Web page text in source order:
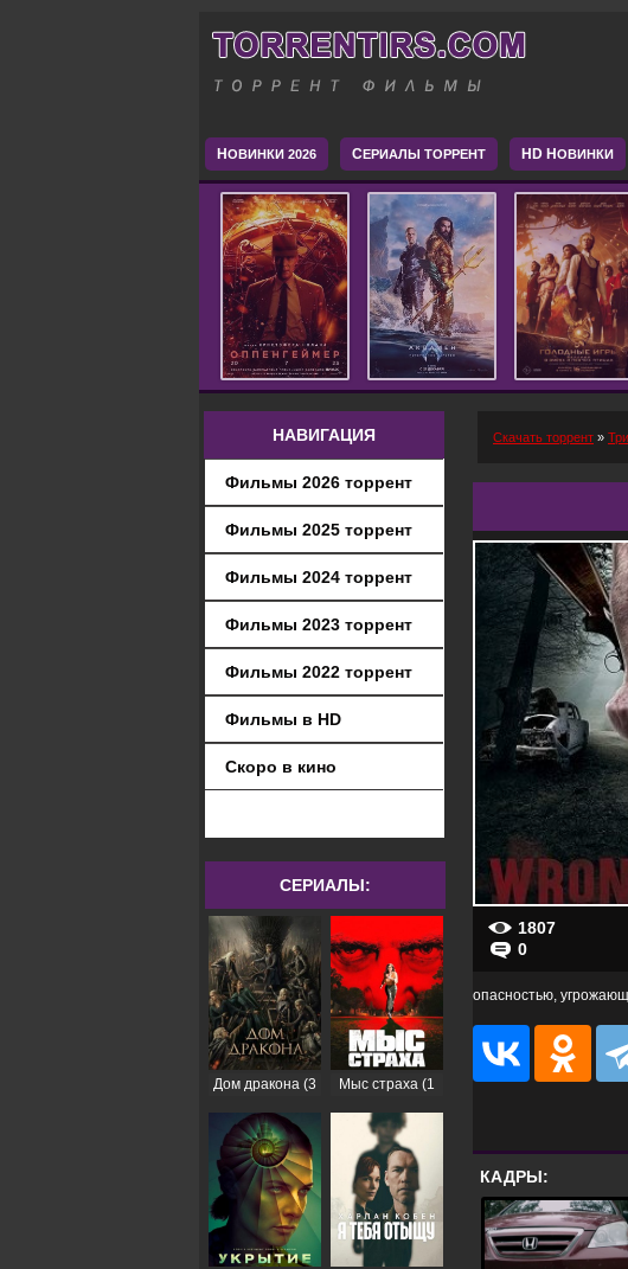
НОВИНКИ 2026 СЕРИАЛЫ ТОРРЕНТ HD НОВИНКИ
НАВИГАЦИЯ
Фильмы 2026 торрент
Фильмы 2025 торрент
Фильмы 2024 торрент
Фильмы 2023 торрент
Фильмы 2022 торрент
Фильмы в HD
Скоро в кино
СЕРИАЛЫ:
Дом дракона (3
Мыс страха (1
Скачать торрент »
1807
0
опасностью,
КАДРЫ: